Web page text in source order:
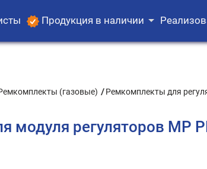
Продукция в наличии
(газовые) Ремкомплекты для
модуля регуляторов МР